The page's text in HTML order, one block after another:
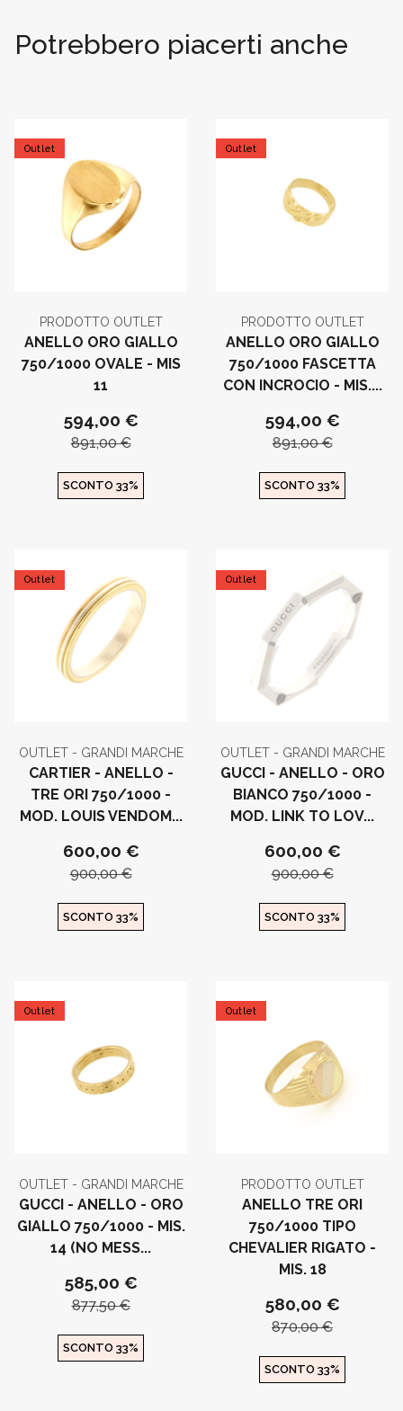
Potrebbero piacerti anche
Outlet
PRODOTTO OUTLET
ANELLO ORO GIALLO
750/1000 OVALE - MIS
11
594,00 €
891,00 €
SCONTO 33%
Outlet
PRODOTTO OUTLET
ANELLO ORO GIALLO
750/1000 FASCETTA
CON INCROCIO - MIS....
594,00 €
891,00 €
SCONTO 33%
Outlet
OUTLET - GRANDI MARCHE
CARTIER - ANELLO -
TRE ORI 750/1000 -
MOD. LOUIS VENDOM...
600,00 €
900,00 €
SCONTO 33%
Outlet
OUTLET - GRANDI MARCHE
GUCCI - ANELLO - ORO
BIANCO 750/1000 -
MOD. LINK TO LOV...
600,00 €
900,00 €
SCONTO 33%
Outlet
OUTLET - GRANDI MARCHE
GUCCI - ANELLO - ORO
GIALLO 750/1000 - MIS.
14 (NO MESS...
585,00 €
877,50 €
SCONTO 33%
Outlet
PRODOTTO OUTLET
ANELLO TRE ORI
750/1000 TIPO
CHEVALIER RIGATO -
MIS. 18
580,00 €
870,00 €
SCONTO 33%